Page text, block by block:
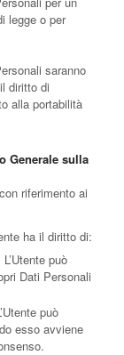
legge o per
saranno
diritto di
alla portabilità
Generale sulla
riferimento ai
ha il diritto di:
L’Utente può
Dati Personali
può
esso avviene